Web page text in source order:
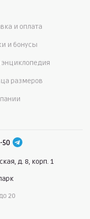
Для
поверх
носки
тонкой подкладки
длине
срок службы вещи.
и оплата
и бонусы
размеров
50
д. 8, корп. 1
20